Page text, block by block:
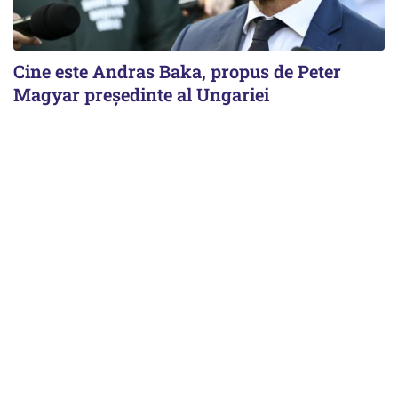
Cine este Andras Baka, propus de Peter
Magyar președinte al Ungariei